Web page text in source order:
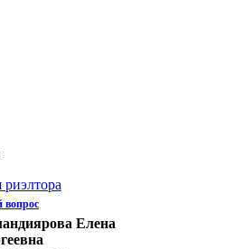
риэлтора
вопрос
Елена